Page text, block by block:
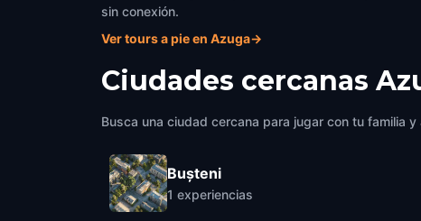
sin conexión.
Ver tours a pie en Azuga→
Ciudades cercanas
Busca una ciudad cercana para jugar con tu familia y
Bușteni
1 experiencias